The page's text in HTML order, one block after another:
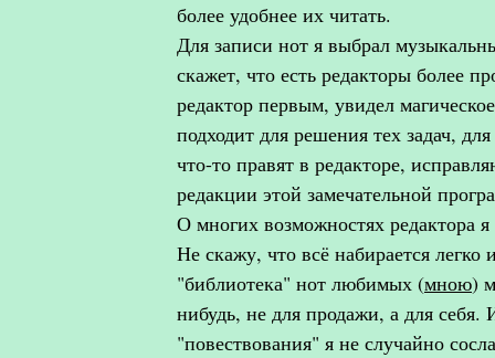
более удобнее их читать.
Для записи нот я выбрал
скажет, что есть редакторы более
редактор первым, увидел
подходит для решения тех задач,
что-то правят в редакторе,
редакции этой замечательной
О многих возможностях редактора
Не скажу, что всё набирается
"библиотека" нот любимых (мною)
нибудь, не для продажи, а для
"повествования" я не случайно